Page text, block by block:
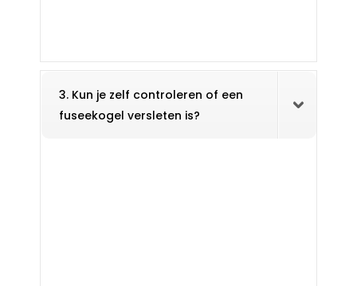
3. Kun je zelf controleren of een
fuseekogel versleten is?